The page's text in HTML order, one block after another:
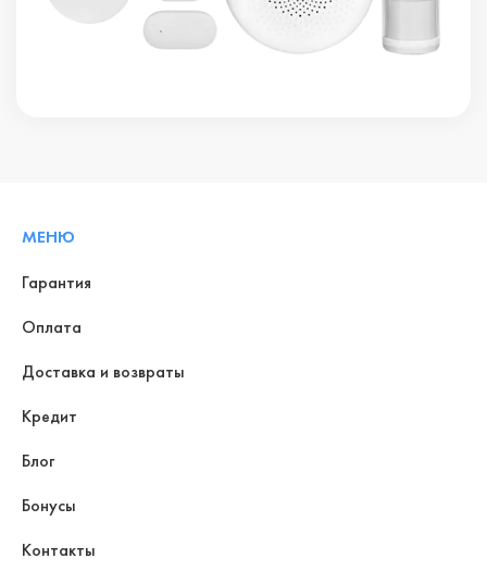
МЕНЮ
Гарантия
Оплата
Доставка и возвраты
Кредит
Блог
Бонусы
Контакты